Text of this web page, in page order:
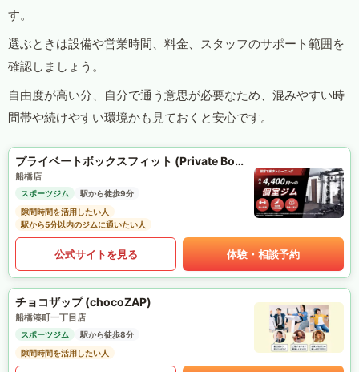
す。
選ぶときは設備や営業時間、料金、スタッフのサポート範囲を
確認しましょう。
自由度が高い分、自分で通う意思が必要なため、混みやすい時
間帯や続けやすい環境かも見ておくと安心です。
プライベートボックスフィット (Private Box Fit)
船橋店
スポーツジム
駅から徒歩9分
隙間時間を活用したい人
駅から5分以内のジムに通いたい人
公式サイトを見る 体験・相談予約
チョコザップ (chocoZAP)
船橋湊町一丁目店
スポーツジム
駅から徒歩8分
隙間時間を活用したい人